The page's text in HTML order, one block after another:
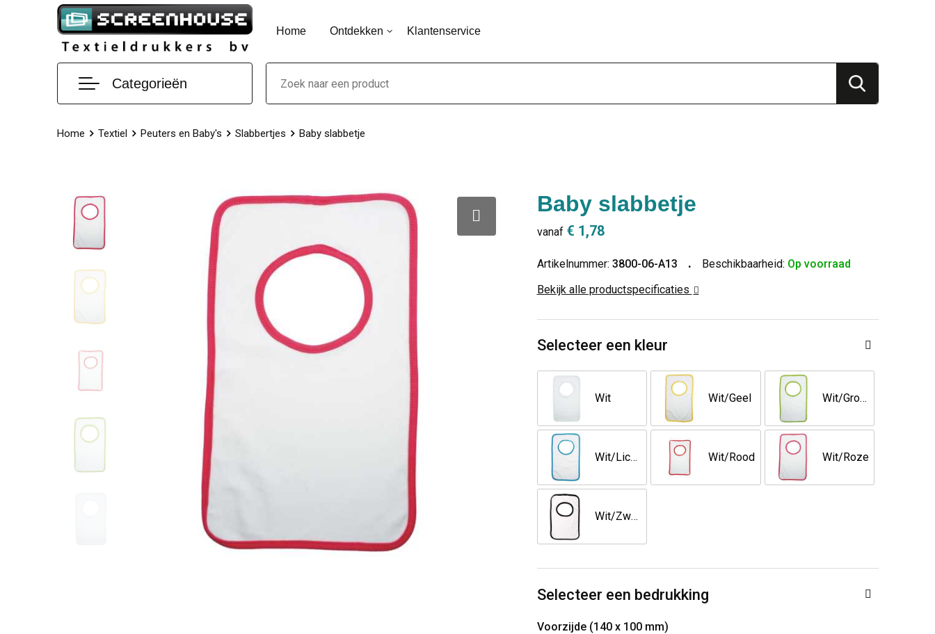
Home Ontdekken Klantenservice
Categorieën
Home Textiel Peuters en Baby's Slabbertjes Baby slabbetje
Baby slabbetje
vanaf € 1,78
Artikelnummer: 3800-06-A13 Beschikbaarheid: Op voorraad
Bekijk alle productspecificaties
Selecteer een kleur
Wit Wit/Geel Wit/Groen
Wit/Lichtblauw Wit/Rood Wit/Roze
Wit/Zwart
Selecteer een bedrukking
Voorzijde (140 x 100 mm)